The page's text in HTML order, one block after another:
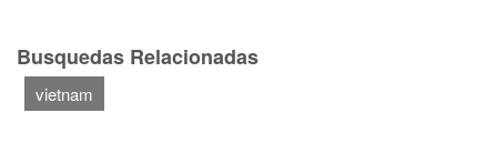
Busquedas Relacionadas
vietnam